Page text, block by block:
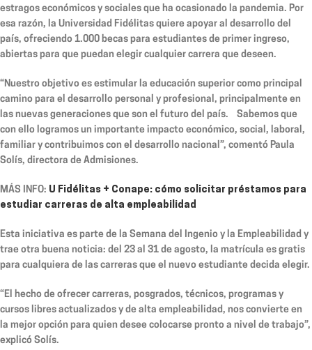
estragos económicos y sociales que ha ocasionado la pandemia. Por
esa razón, la Universidad Fidélitas quiere apoyar al desarrollo del
país, ofreciendo 1.000 becas para estudiantes de primer ingreso,
abiertas para que puedan elegir cualquier carrera que deseen.
“Nuestro objetivo es estimular la educación superior como principal
camino para el desarrollo personal y profesional, principalmente en
las nuevas generaciones que son el futuro del país. Sabemos que
con ello logramos un importante impacto económico, social, laboral,
familiar y contribuimos con el desarrollo nacional”, comentó Paula
Solís, directora de Admisiones.
MÁS INFO: U Fidélitas + Conape: cómo solicitar préstamos para
estudiar carreras de alta empleabilidad
Esta iniciativa es parte de la Semana del Ingenio y la Empleabilidad y
trae otra buena noticia: del 23 al 31 de agosto, la matrícula es gratis
para cualquiera de las carreras que el nuevo estudiante decida elegir.
“El hecho de ofrecer carreras, posgrados, técnicos, programas y
cursos libres actualizados y de alta empleabilidad, nos convierte en
la mejor opción para quien desee colocarse pronto a nivel de trabajo”,
explicó Solís.